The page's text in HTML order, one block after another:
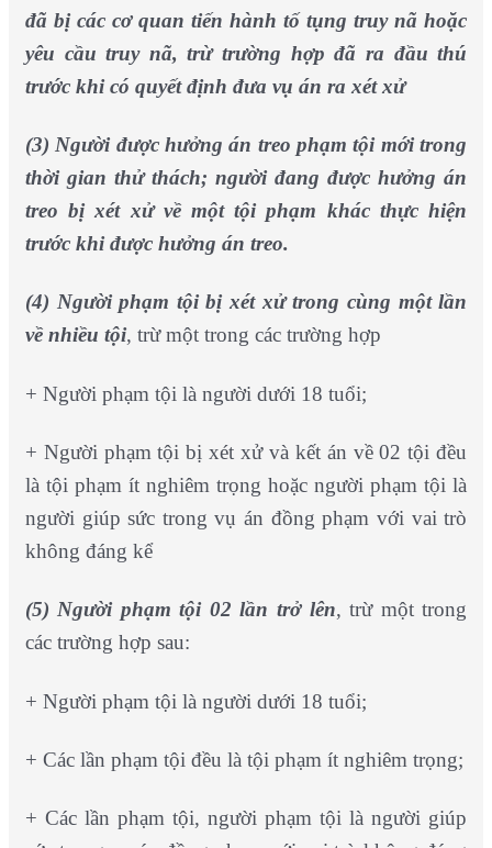
đã bị các cơ quan tiến hành tố tụng truy nã hoặc
yêu cầu truy nã, trừ trường hợp đã ra đầu thú
trước khi có quyết định đưa vụ án ra xét xử
(3) Người được hưởng án treo phạm tội mới trong
thời gian thử thách; người đang được hưởng án
treo bị xét xử về một tội phạm khác thực hiện
trước khi được hưởng án treo.
(4) Người phạm tội bị xét xử trong cùng một lần
về nhiều tội, trừ một trong các trường hợp
+ Người phạm tội là người dưới 18 tuổi;
+ Người phạm tội bị xét xử và kết án về 02 tội đều
là tội phạm ít nghiêm trọng hoặc người phạm tội là
người giúp sức trong vụ án đồng phạm với vai trò
không đáng kể
(5) Người phạm tội 02 lần trở lên, trừ một trong
các trường hợp sau:
+ Người phạm tội là người dưới 18 tuổi;
+ Các lần phạm tội đều là tội phạm ít nghiêm trọng;
+ Các lần phạm tội, người phạm tội là người giúp